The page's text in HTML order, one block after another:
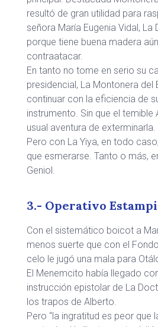
resultó de gran utilidad para
señora María Eugenia Vidal, La
porque tiene buena madera
contraatacar.
En tanto no tome en serio su
presidencial, La Montonera del
continuar con la eficiencia de
instrumento. Sin que el temible
usual aventura de exterminarla.
Pero con La Yiya, en todo
que esmerarse. Tanto o más,
Geniol.
3.- Operativo
Con el sistemático boicot a
menos suerte que con el
celo le jugó una mala para
El Menemcito había llegado
instrucción epistolar de La
los trapos de Alberto.
Pero “la ingratitud es peor que